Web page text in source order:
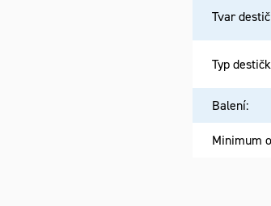
Tvar
Typ
Balení:
Minimum